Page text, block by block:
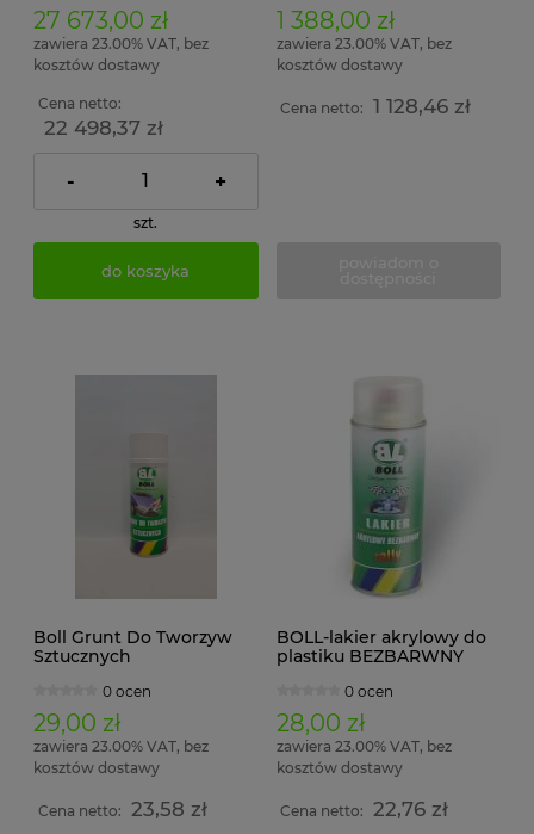
27 673,00 zł
zawiera 23.00% VAT, bez
kosztów dostawy
Cena netto:
22 498,37 zł
- +
szt.
do koszyka
1 388,00 zł
zawiera 23.00% VAT, bez
kosztów dostawy
Cena netto: 1 128,46 zł
Boll Grunt Do Tworzyw
Sztucznych
0 ocen
29,00 zł
zawiera 23.00% VAT, bez
kosztów dostawy
Cena netto: 23,58 zł
BOLL-lakier akrylowy do
plastiku BEZBARWNY
0 ocen
28,00 zł
zawiera 23.00% VAT, bez
kosztów dostawy
Cena netto: 22,76 zł